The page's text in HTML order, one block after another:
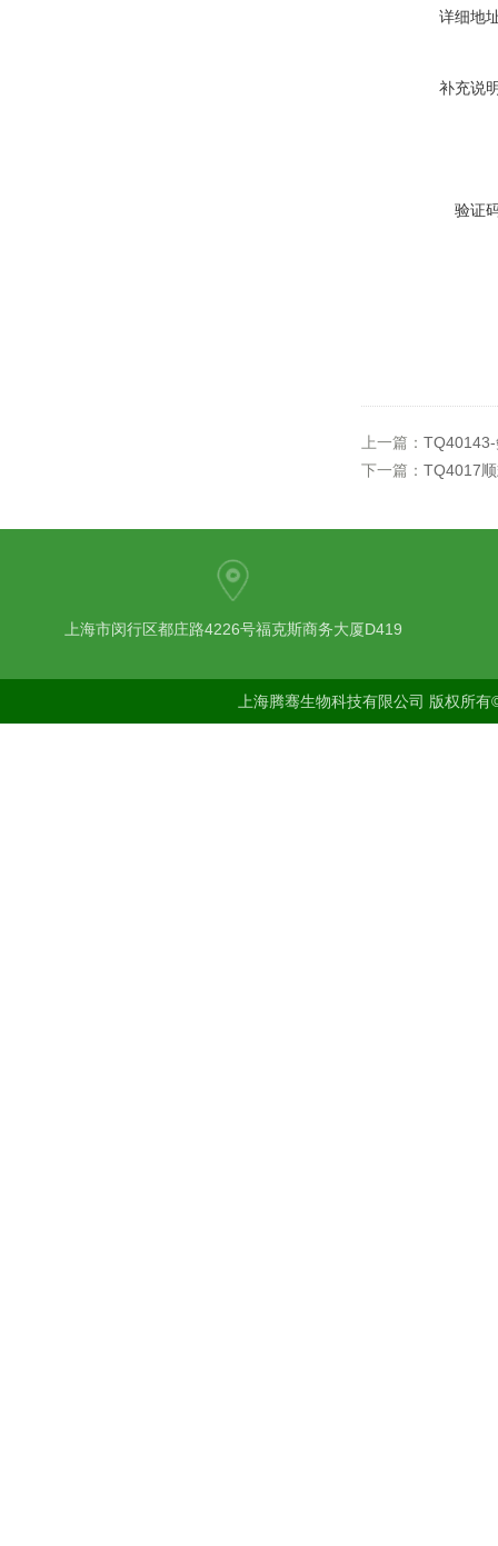
详细地
补充说
验证
上一篇：
下一篇： TQ4017
上海市闵行区都庄路4226号福克斯商务大厦D419
上海腾骞生物科技有限公司 版权所